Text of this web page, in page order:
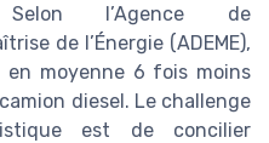
Selon l’Agence de
de l’Énergie (ADEME),
moyenne 6 fois moins
diesel. Le challenge
est de concilier